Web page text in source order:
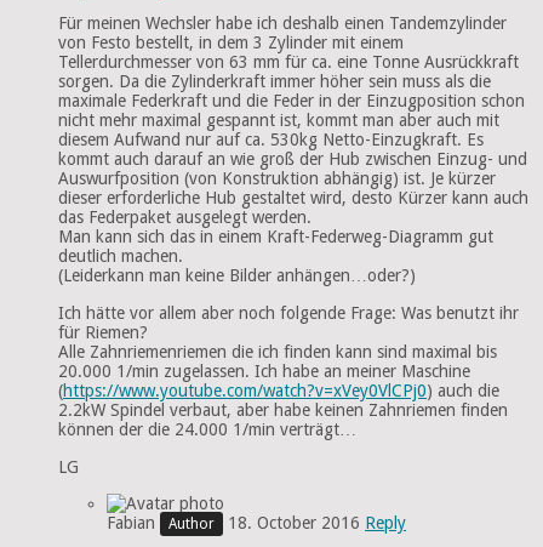
Für meinen Wechsler habe ich deshalb einen Tandemzylinder
von Festo bestellt, in dem 3 Zylinder mit einem
Tellerdurchmesser von 63 mm für ca. eine Tonne Ausrückkraft
sorgen. Da die Zylinderkraft immer höher sein muss als die
maximale Federkraft und die Feder in der Einzugposition schon
nicht mehr maximal gespannt ist, kommt man aber auch mit
diesem Aufwand nur auf ca. 530kg Netto-Einzugkraft. Es
kommt auch darauf an wie groß der Hub zwischen Einzug- und
Auswurfposition (von Konstruktion abhängig) ist. Je kürzer
dieser erforderliche Hub gestaltet wird, desto Kürzer kann auch
das Federpaket ausgelegt werden.
Man kann sich das in einem Kraft-Federweg-Diagramm gut
deutlich machen.
(Leiderkann man keine Bilder anhängen…oder?)
Ich hätte vor allem aber noch folgende Frage: Was benutzt ihr
für Riemen?
Alle Zahnriemenriemen die ich finden kann sind maximal bis
20.000 1/min zugelassen. Ich habe an meiner Maschine
(https://www.youtube.com/watch?v=xVey0VlCPj0) auch die
2.2kW Spindel verbaut, aber habe keinen Zahnriemen finden
können der die 24.000 1/min verträgt…
LG
Fabian 18. October 2016 Reply